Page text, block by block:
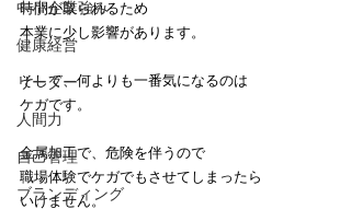
中小企業強み
健康経営
リーダー
人間力
自己管理
ブランディング
時間が取られるため
本業に少し影響があります。
そして、何よりも一番気になるのは
ケガです。
金属加工で、危険を伴うので
職場体験でケガでもさせてしまったら
いけません。